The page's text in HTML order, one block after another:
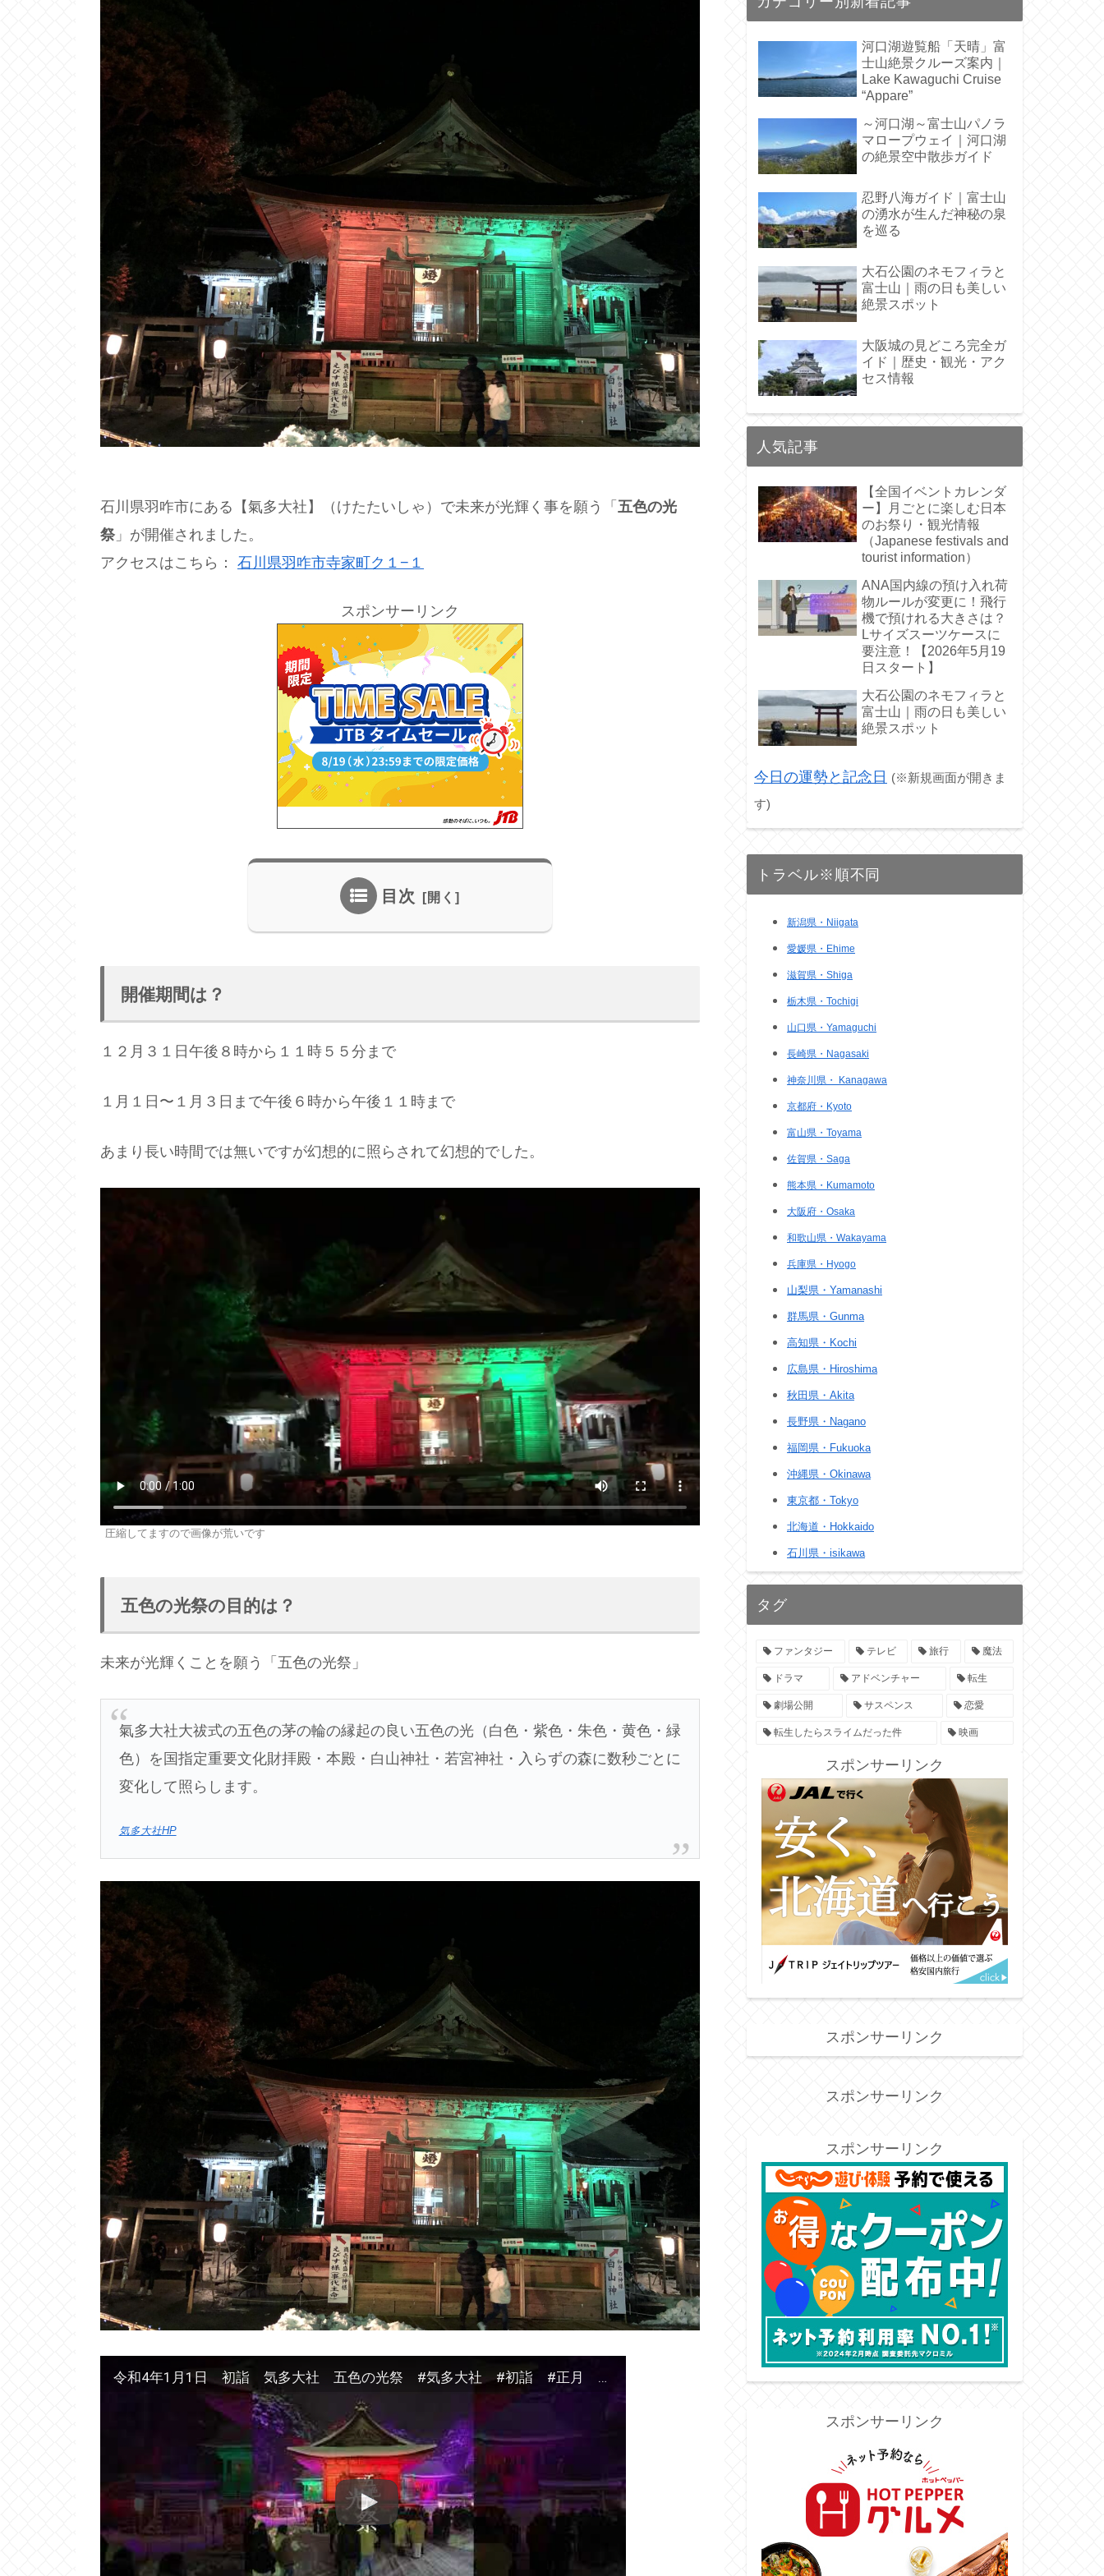
石川県羽咋市にある【氣多大社】（けたたいしゃ）で未来が光輝く事を願う「 五色の光
祭 」が開催されました。
アクセスはこちら： 石川県羽咋市寺家町ク１−１
スポンサーリンク
目次
開催期間は？
１２月３１日午後８時から１１時５５分まで
１月１日〜１月３日まで午後６時から午後１１時まで
あまり長い時間では無いですが幻想的に照らされて幻想的でした。
圧縮してますので画像が荒いです
五色の光祭の目的は？
未来が光輝くことを願う「五色の光祭」
氣多大社大祓式の五色の茅の輪の縁起の良い五色の光（白色・紫色・朱色・黄色・緑
色）を国指定重要文化財拝殿・本殿・白山神社・若宮神社・入らずの森に数秒ごとに
変化して照らします。
気多大社HP
令和4年1月1日 初詣 気多大社 五色の光祭 #気多大社 #初詣 #正月 五色の光祭１月１日〜１月３日 午後６時〜午後１１時
河口湖遊覧船「天晴」富
士山絶景クルーズ案内｜
Lake Kawaguchi Cruise
“Appare”
～河口湖～富士山パノラ
マロープウェイ｜河口湖
の絶景空中散歩ガイド
忍野八海ガイド｜富士山
の湧水が生んだ神秘の泉
を巡る
大石公園のネモフィラと
富士山｜雨の日も美しい
絶景スポット
大阪城の見どころ完全ガ
イド｜歴史・観光・アク
セス情報
人気記事
【全国イベントカレンダ
ー】月ごとに楽しむ日本
のお祭り・観光情報
（Japanese festivals and
tourist information）
ANA国内線の預け入れ荷
物ルールが変更に！飛行
機で預けれる大きさは？
Lサイズスーツケースに
要注意！【2026年5月19
日スタート】
大石公園のネモフィラと
富士山｜雨の日も美しい
絶景スポット
今日の運勢と記念日 (※新規画面が開きま
す)
トラベル※順不同
新潟県・Niigata
愛媛県・Ehime
滋賀県・Shiga
栃木県・Tochigi
山口県・Yamaguchi
長崎県・Nagasaki
神奈川県・ Kanagawa
京都府・Kyoto
富山県・Toyama
佐賀県・Saga
熊本県・Kumamoto
大阪府・Osaka
和歌山県・Wakayama
兵庫県・Hyogo
山梨県・Yamanashi
群馬県・Gunma
高知県・Kochi
広島県・Hiroshima
秋田県・Akita
長野県・Nagano
福岡県・Fukuoka
沖縄県・Okinawa
東京都・Tokyo
北海道・Hokkaido
石川県・isikawa
タグ
ファンタジー テレビ 旅行 魔法
ドラマ アドベンチャー 転生
劇場公開 サスペンス 恋愛
転生したらスライムだった件 映画
スポンサーリンク
スポンサーリンク
スポンサーリンク
スポンサーリンク
スポンサーリンク